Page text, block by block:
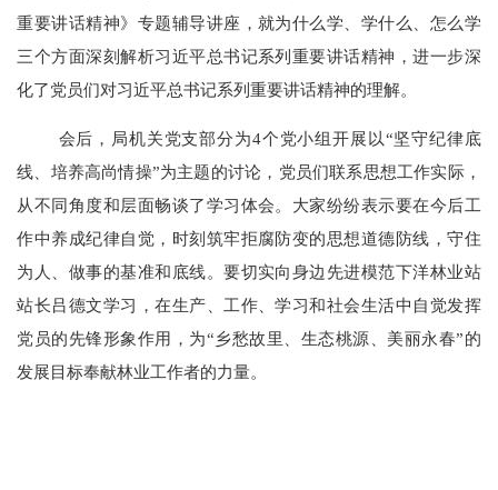
重要讲话精神》专题辅导讲座，就为什么学、学什么、怎么学
三个方面深刻解析习近平总书记系列重要讲话精神，进一步深
化了党员们对习近平总书记系列重要讲话精神的理解。
会后，局机关党支部分为4个党小组开展以“坚守纪律底
线、培养高尚情操”为主题的讨论，党员们联系思想工作实际，
从不同角度和层面畅谈了学习体会。大家纷纷表示要在今后工
作中养成纪律自觉，时刻筑牢拒腐防变的思想道德防线，守住
为人、做事的基准和底线。要切实向身边先进模范下洋林业站
站长吕德文学习，在生产、工作、学习和社会生活中自觉发挥
党员的先锋形象作用，为“乡愁故里、生态桃源、美丽永春”的
发展目标奉献林业工作者的力量。